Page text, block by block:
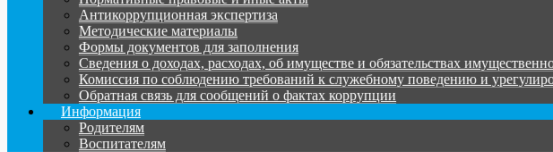
Антикоррупционная экспертиза
Методические материалы
Формы документов для заполнения
Сведения о доходах, расходах, об имуществе и обязательствах
Комиссия по соблюдению требований к служебному поведению и
Обратная связь для сообщений о фактах коррупции
Информация
Родителям
Воспитателям